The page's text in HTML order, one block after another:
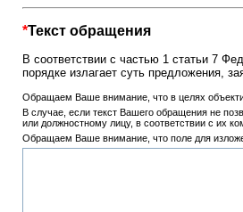
*Текст обращения
В соответствии с частью 1 статьи 7
порядке излагает суть предложения,
Обращаем Ваше внимание, что в целях
В случае, если текст Вашего обращения не
или должностному лицу, в соответствии с их
Обращаем Ваше внимание, что поле для